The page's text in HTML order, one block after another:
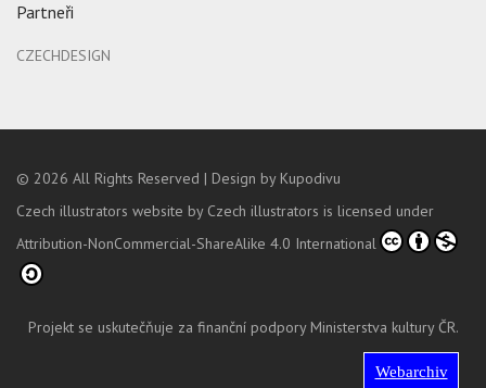
Partneři
CZECHDESIGN
© 2026 All Rights Reserved | Design by Kupodivu
Czech illustrators website by Czech illustrators is licensed under
Attribution-NonCommercial-ShareAlike 4.0 International
Projekt se uskutečňuje za finanční podpory Ministerstva kultury ČR.
Webarchiv